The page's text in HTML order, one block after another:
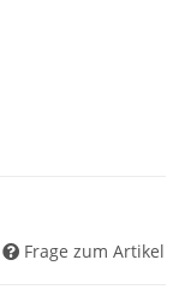
Frage zum Artikel